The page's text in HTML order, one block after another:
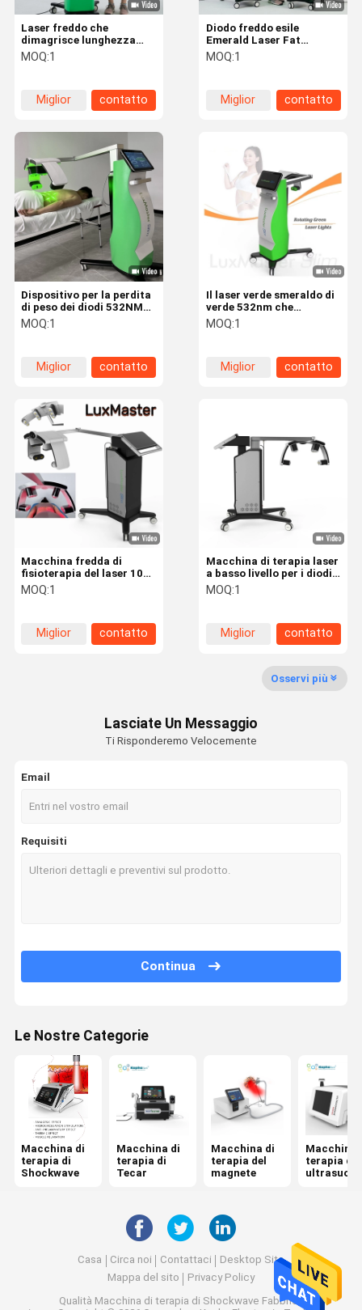
Prodotti
Controllo Di
Contattici
Shopping
Macchina di terapia di Tecar
Macchina di terapia di ultrasuono
Macchina di terapia di pressione d'aria
Macchina di terapia di ESWT
Macchina di fisioterapia di ultrasuono
Macchina fotodinamica di terapia
Macchina di radiofrequenza
Microneedling rf frazionaria
Macchina di fisioterapia del laser
Diodo freddo esile
Emerald Laser Fat
Reduce Device di verde
della macchina 10D di
MOQ:1
Miglior
contatto
Laser freddo che
dimagrisce lunghezza
d'onda grassa del
dispositivo 532nm di
MOQ:1
Miglior
contatto
Il laser verde smeraldo di
verde 532nm che
dimagrisce il grasso della
macchina riduce Lipo
MOQ:1
Miglior
contatto
Dispositivo per la perdita
di peso dei diodi 532NM
della macchina 10D per la
terapia laser a freddo
MOQ:1
Miglior
contatto
Macchina di terapia laser
a basso livello per i diodi
10D dell'erba 3 di sollievo
dal mal di schiena
MOQ:1
Miglior
contatto
Macchina fredda di
fisioterapia del laser 100
ali regolabili di angolo di
grado
MOQ:1
Miglior
contatto
Osservi più
Lasciate Un Messaggio
Ti Risponderemo Velocemente
Email
Requisiti
Continua
Le Nostre Categorie
Macchina di
terapia di
Shockwave
Macchina di
terapia di
Tecar
Macchina di
terapia del
magnete
Macchina
terapia di
ultrasuono
Casa Circa noi Contattaci
Desktop Site
Mappa del sito
Privacy Policy
Qualità Macchina di terapia di Shockwave Fabbrica